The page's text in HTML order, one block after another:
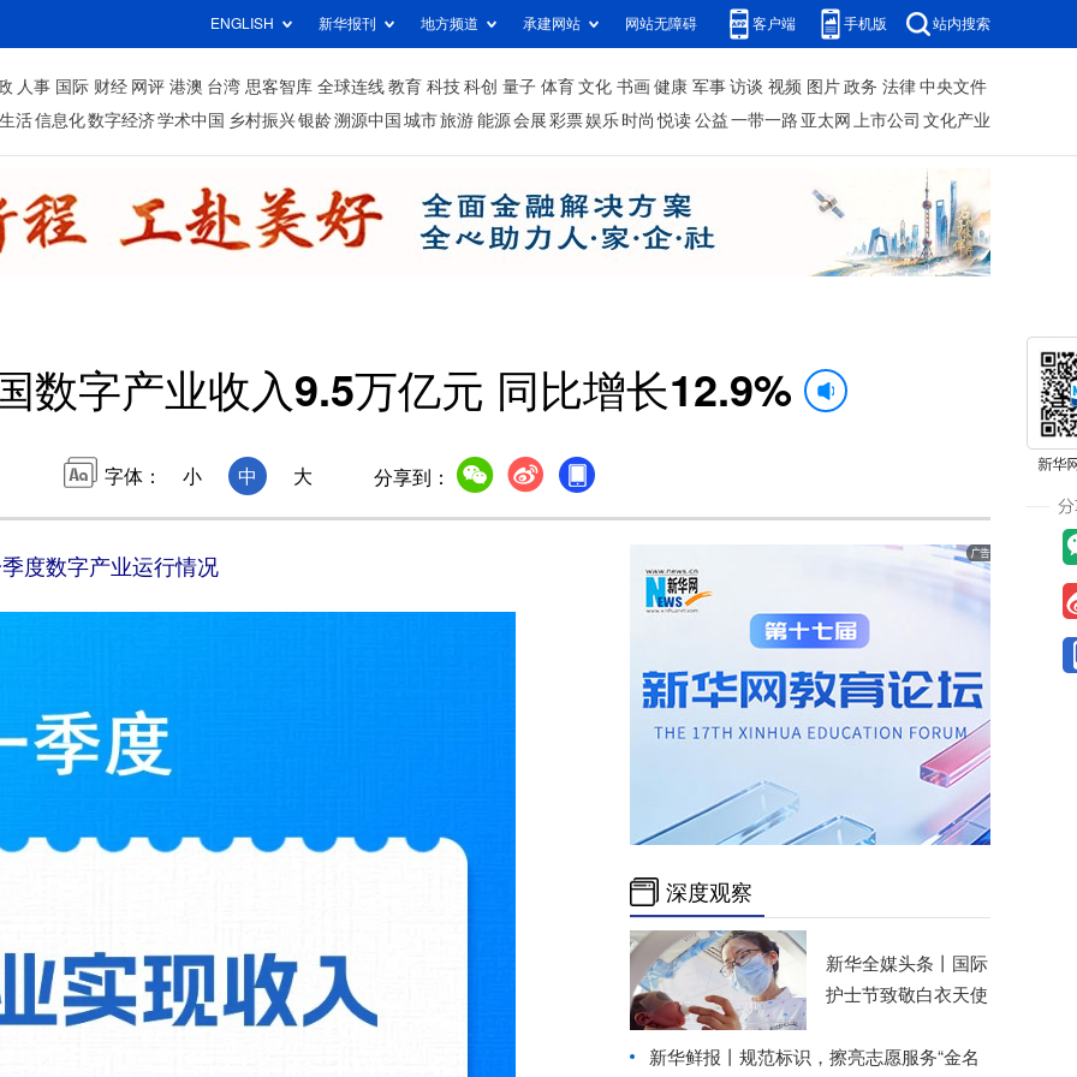
ENGLISH 新华报刊 地方频道 承建网站 网站无障碍 客户端 手机版 站内搜索
人事 国际 财经 网评 港澳 台湾 思客智库 全球连线 教育 科技 科创 量子 体育 文化 书画 健康 军事 访谈 视频 图片 政务 法律 中央文件
活信息化数字经济学术中国 乡村振兴银龄溯源中国 城市旅游 能源 会展 彩票娱乐 时尚 悦读 公益 一带一路 亚太网 上市公司 文化产业
数字产业收入9.5万亿元 同比增长12.9%
字体： 小 中 大 分享到：
度数字产业运行情况
深度观察
新华全媒头条丨
国际
护士节致敬白衣天使
新华鲜报丨规范标识，擦亮志愿服务“金名